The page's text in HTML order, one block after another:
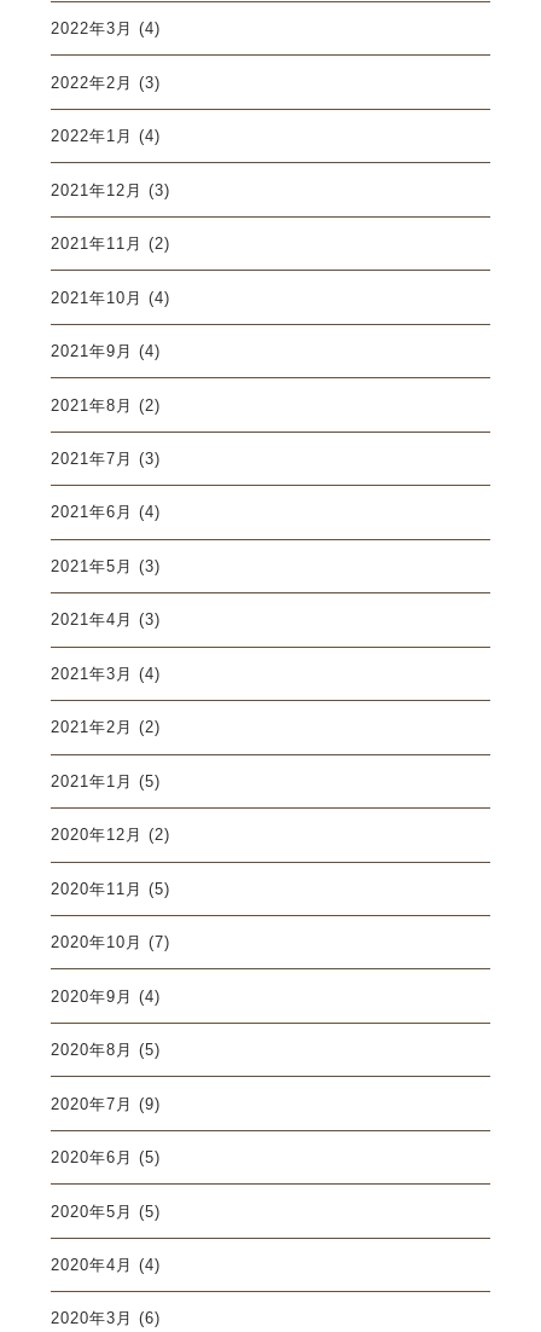
2022年3月 (4)
2022年2月 (3)
2022年1月 (4)
2021年12月 (3)
2021年11月 (2)
2021年10月 (4)
2021年9月 (4)
2021年8月 (2)
2021年7月 (3)
2021年6月 (4)
2021年5月 (3)
2021年4月 (3)
2021年3月 (4)
2021年2月 (2)
2021年1月 (5)
2020年12月 (2)
2020年11月 (5)
2020年10月 (7)
2020年9月 (4)
2020年8月 (5)
2020年7月 (9)
2020年6月 (5)
2020年5月 (5)
2020年4月 (4)
2020年3月 (6)